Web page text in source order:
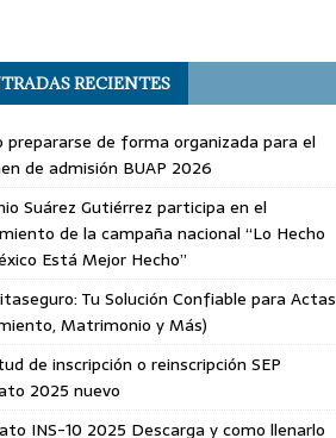
RECIENTES
prepararse de forma organizada para el
de admisión BUAP 2026
Suárez Gutiérrez participa en el
de la campaña nacional “Lo Hecho
Está Mejor Hecho”
Tu Solución Confiable para Actas
Matrimonio y Más)
de inscripción o reinscripción SEP
2025 nuevo
INS-10 2025 Descarga y como llenarlo